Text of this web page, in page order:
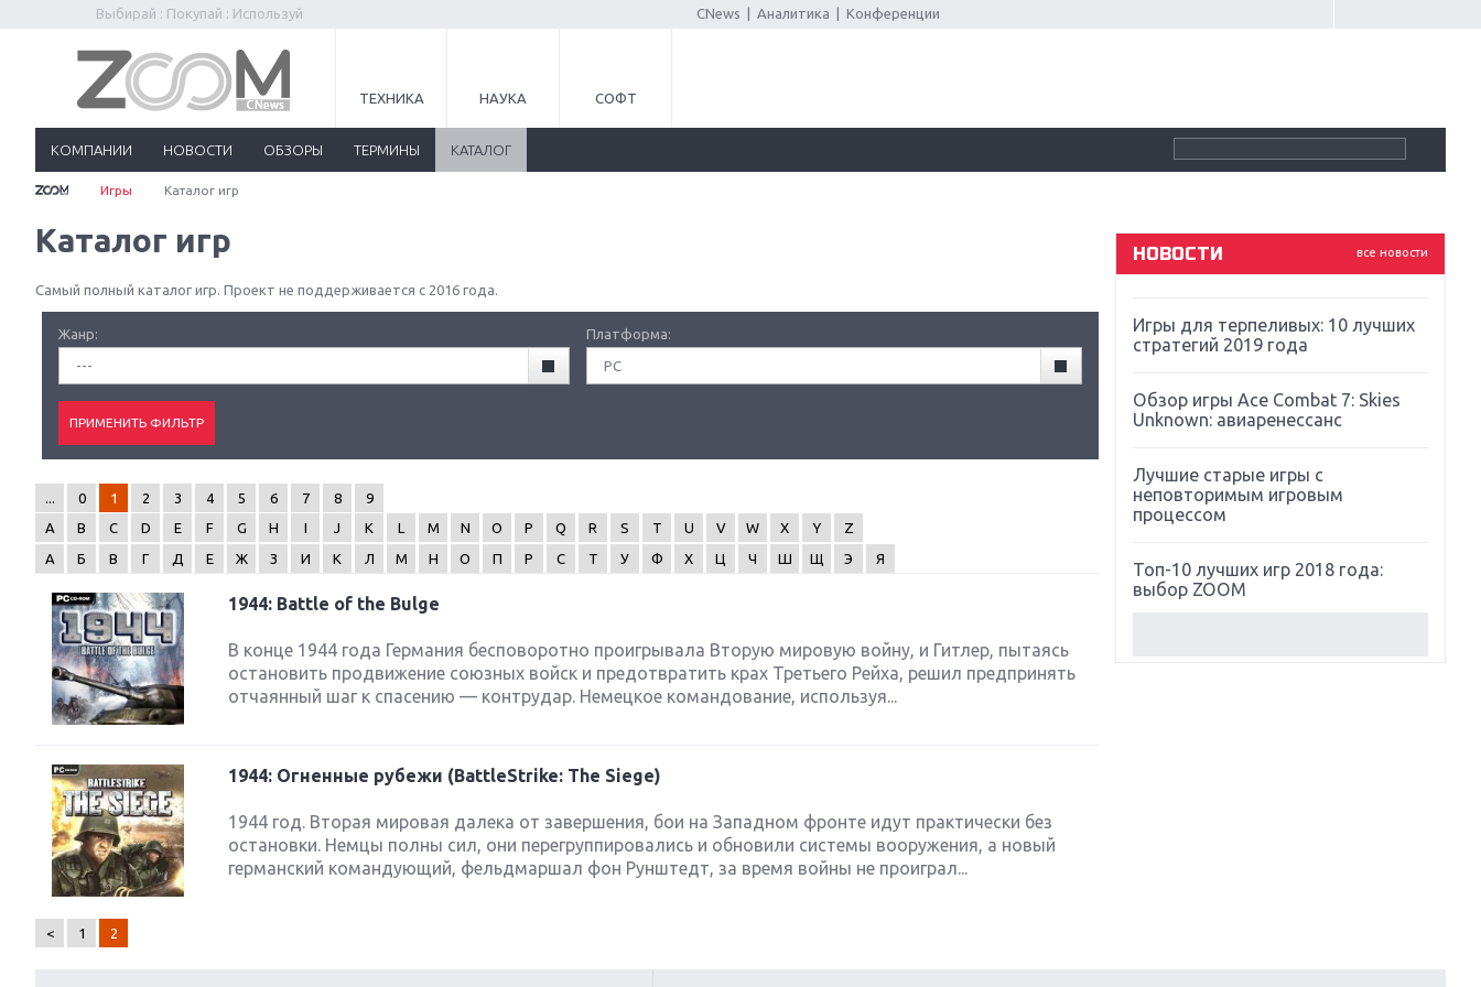
Выбирай : Покупай : Используй CNews Аналитика Конференции
ТЕХНИКА НАУКА СОФТ
КОМПАНИИ НОВОСТИ ОБЗОРЫ ТЕРМИНЫ КАТАЛОГ
Игры Каталог игр
Каталог игр
Самый полный каталог игр. Проект не поддерживается с 2016 года.
Жанр:
---
Платформа:
PC
0 1 2 3 4 5 6 7 8
9
A
B C D E F G H I J K L M N O P Q R S T U V W X Y
Z
А
Б В Г Д Е Ж З И К Л М Н О П Р С Т У Ф Х Ц Ч Ш Щ Э Я
1944: Battle of the Bulge
В конце 1944 года Германия бесповоротно проигрывала Вторую мировую войну, и Гитлер, пытаясь
остановить продвижение союзных войск и предотвратить крах Третьего Рейха, решил предпринять
отчаянный шаг к спасению — контрудар. Немецкое командование, используя...
1944: Огненные рубежи (BattleStrike: The Siege)
1944 год. Вторая мировая далека от завершения, бои на Западном фронте идут практически без
остановки. Немцы полны сил, они перегруппировались и обновили системы вооружения, а новый
германский командующий, фельдмаршал фон Рунштедт, за время войны не проиграл...
< 1 2
все новости
НОВОСТИ
Souls
Far Cry 5: хвалить нельзя ругать
Игры для терпеливых: 10 лучших
стратегий 2019 года
Обзор игры Ace Combat 7: Skies
Unknown: авиаренессанс
Лучшие старые игры с
неповторимым игровым
процессом
Топ-10 лучших игр 2018 года:
выбор ZOOM
Next